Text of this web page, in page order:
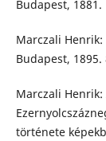
Budapest, 1881.
Marczali Henrik:
Budapest, 1895.
Marczali
története